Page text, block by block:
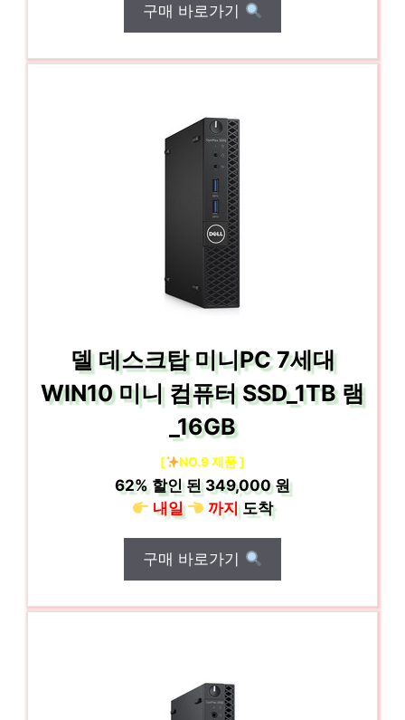
구매 바로가기
델 데스크탑 미니PC 7세대
WIN10 미니 컴퓨터 SSD_1TB 램
_16GB
[ NO.9 제품 ]
62%할인 된349,000 원
내일
까지도착
구매 바로가기